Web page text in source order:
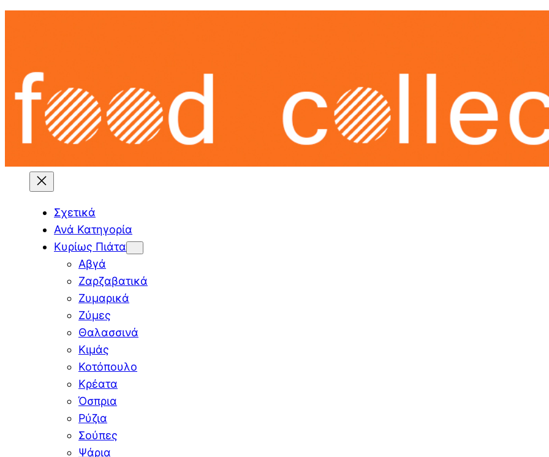
Skip
Σχετικά
Ανά Κατηγορία
Κυρίως Πιάτα
Αβγά
Ζαρζαβατικά
Ζυμαρικά
Ζύμες
Θαλασσινά
Κιμάς
Κοτόπουλο
Κρέατα
Όσπρια
Ρύζια
Σούπες
Ψάρια